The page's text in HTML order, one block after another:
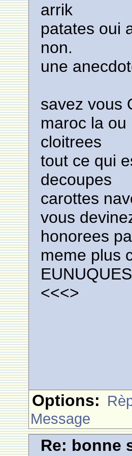
arrik
patates oui
non.
une
savez vous
maroc la
cloitrees
tout ce qui
decoupes
carottes
vous
honorees
meme plus
<<<>
Options:
Message
Re: bonne